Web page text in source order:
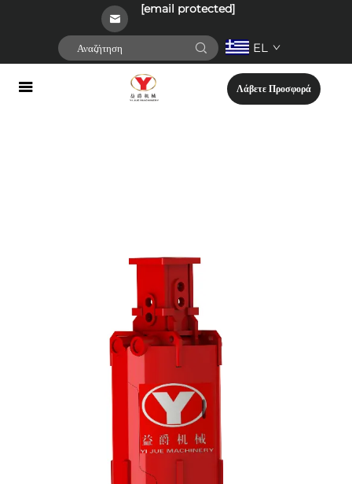
[email protected]
EL
Λάβετε Προσφορά